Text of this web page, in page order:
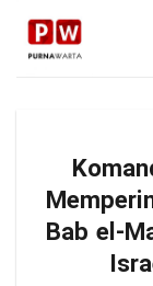
Skip
content
Bab el-